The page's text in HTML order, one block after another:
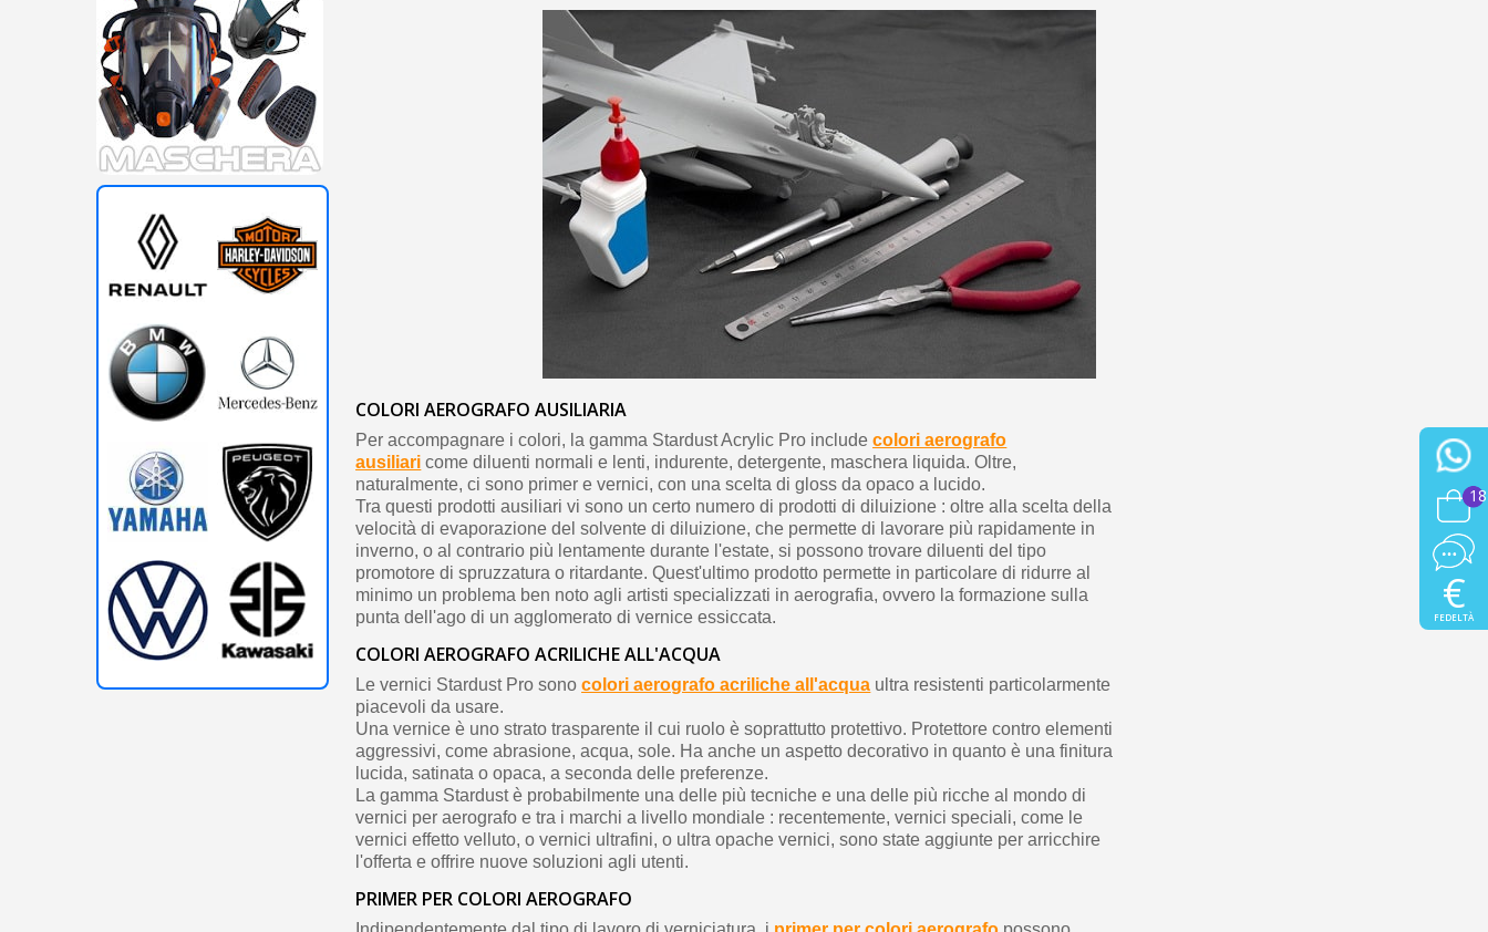
COLORI AEROGRAFO AUSILIARIA
Per accompagnare i colori, la gamma Stardust Acrylic Pro includecolori aerografo
ausiliari come diluenti normali e lenti, indurente, detergente, maschera liquida. Oltre,
naturalmente, ci sono primer e vernici, con una scelta di gloss da opaco a lucido.
Tra questi prodotti ausiliari vi sono un certo numero di prodotti di diluizione : oltre alla scelta della
velocità di evaporazione del solvente di diluizione, che permette di lavorare più rapidamente in
inverno, o al contrario più lentamente durante l'estate, si possono trovare diluenti del tipo
promotore di spruzzatura o ritardante. Quest'ultimo prodotto permette in particolare di ridurre al
minimo un problema ben noto agli artisti specializzati in aerografia, ovvero la formazione sulla
punta dell'ago di un agglomerato di vernice essiccata.
COLORI AEROGRAFO ACRILICHE ALL'ACQUA
Le vernici Stardust Pro sonocolori aerografo acriliche all'acqua ultra resistenti particolarmente
piacevoli da usare.
Una vernice è uno strato trasparente il cui ruolo è soprattutto protettivo. Protettore contro elementi
aggressivi, come abrasione, acqua, sole. Ha anche un aspetto decorativo in quanto è una finitura
lucida, satinata o opaca, a seconda delle preferenze.
La gamma Stardust è probabilmente una delle più tecniche e una delle più ricche al mondo di
vernici per aerografo e tra i marchi a livello mondiale : recentemente, vernici speciali, come le
vernici effetto velluto, o vernici ultrafini, o ultra opache vernici, sono state aggiunte per arricchire
l'offerta e offrire nuove soluzioni agli utenti.
PRIMER PER COLORI AEROGRAFO
18
€
FEDELTÀ